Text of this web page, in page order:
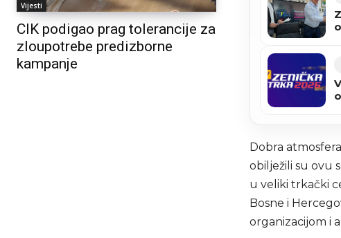
Vijesti
CIK podigao prag tolerancije za
zloupotrebe predizborne
kampanje
Dobra
obilježili su ovu
u veliki trkački
Bosne i
organizacijom i